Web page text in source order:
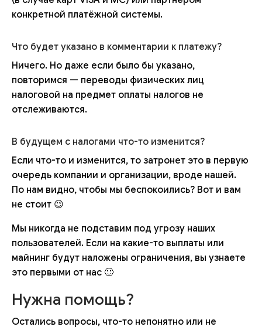
конкретной платёжной системы.
Что будет указано в комментарии к платежу?
Ничего. Но даже если было бы указано,
повторимся — переводы физических лиц
налоговой на предмет оплаты налогов не
отслеживаются.
В будущем с налогами что-то изменится?
Если что-то и изменится, то затронет это в первую
очередь компании и организации, вроде нашей.
По нам видно, чтобы мы беспокоились? Вот и вам
не стоит 😉
Мы никогда не подставим под угрозу наших
пользователей. Если на какие-то выплаты или
майнинг будут наложены ограничения, вы узнаете
это первыми от нас 🙂
Нужна помощь?
Остались вопросы, что-то непонятно или не